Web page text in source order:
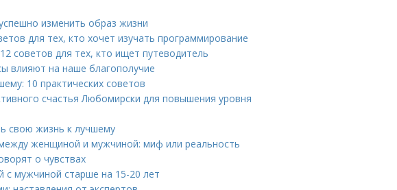
изменить образ жизни
для тех, кто хочет изучать программирование
советов для тех, кто ищет путеводитель
влияют на наше благополучие
10 практических советов
счастья Любомирски для повышения уровня
свою жизнь к лучшему
женщиной и мужчиной: миф или реальность
о чувствах
мужчиной старше на 15-20 лет